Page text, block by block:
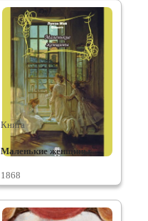
Книга
Маленькие женщины
1868